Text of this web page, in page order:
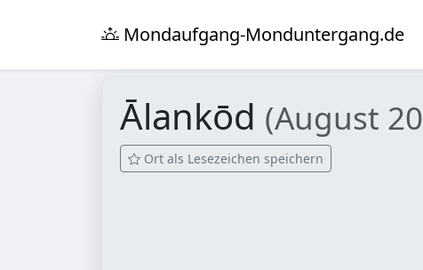
Mondaufgang-Monduntergang.de
Ālankōd (August
Ort als Lesezeichen speichern